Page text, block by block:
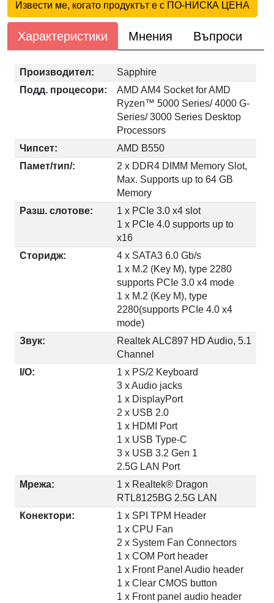
Извести ме, когато продуктът е с ПО-НИСКА ЦЕНА
Характеристики Мнения Въпроси
Производител:
Sapphire
Подд. процесори:
AMD AM4 Socket for AMD
Ryzen™ 5000 Series/ 4000 G-
Series/ 3000 Series Desktop
Processors
Чипсет:
AMD B550
Памет/тип/:
2 x DDR4 DIMM Memory Slot,
Max. Supports up to 64 GB
Memory
Разш. слотове:
1 x PCIe 3.0 x4 slot
1 x PCIe 4.0 supports up to
x16
Сторидж:
4 x SATA3 6.0 Gb/s
1 x M.2 (Key M), type 2280
supports PCIe 3.0 x4 mode
1 x M.2 (Key M), type
2280(supports PCIe 4.0 x4
mode)
Звук:
Realtek ALC897 HD Audio, 5.1
Channel
I/O:
1 x PS/2 Keyboard
3 x Audio jacks
1 x DisplayPort
2 x USB 2.0
1 x HDMI Port
1 x USB Type-C
3 x USB 3.2 Gen 1
2.5G LAN Port
Мрежа:
1 x Realtek® Dragon
RTL8125BG 2.5G LAN
Конектори:
1 x SPI TPM Header
1 x CPU Fan
2 x System Fan Connectors
1 x COM Port header
1 x Front Panel Audio header
1 x Clear CMOS button
1 x Front panel audio header